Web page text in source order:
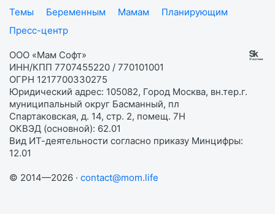
Темы
Беременным Мамам
Планирующим
Пресс-центр
ООО «Мам Софт»
ИНН/КПП 7707455220 / 770101001
ОГРН 1217700330275
Юридический адрес: 105082, Город Москва, вн.тер.г.
муниципальный округ Басманный, пл
Спартаковская, д. 14, стр. 2, помещ. 7Н
ОКВЭД (основной): 62.01
Вид ИТ-деятельности согласно приказу Минцифры:
12.01
© 2014—2026 · contact@mom.life